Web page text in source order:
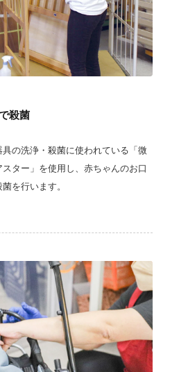
殺菌
の洗浄・殺菌に使われている「微
ター」を使用し、赤ちゃんのお口
を行います。